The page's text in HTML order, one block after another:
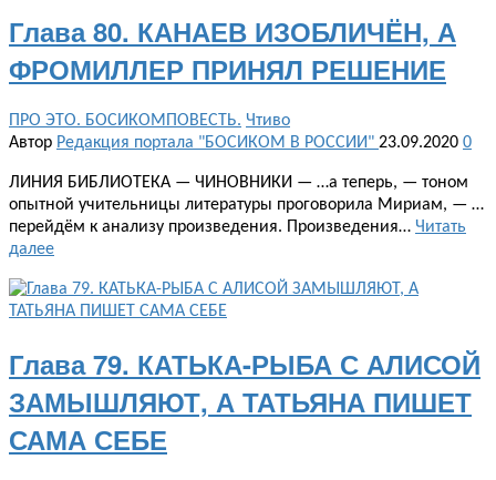
Глава 80. КАНАЕВ ИЗОБЛИЧЁН, А
ФРОМИЛЛЕР ПРИНЯЛ РЕШЕНИЕ
ПРО ЭТО. БОСИКОМПОВЕСТЬ. Чтиво
Автор Редакция портала "БОСИКОМ В РОССИИ" 23.09.2020 0
ЛИНИЯ БИБЛИОТЕКА — ЧИНОВНИКИ — …а теперь, — тоном
опытной учительницы литературы проговорила Мириам, — …
перейдём к анализу произведения. Произведения… Читать
далее
Глава 79. КАТЬКА-РЫБА С АЛИСОЙ
ЗАМЫШЛЯЮТ, А ТАТЬЯНА ПИШЕТ
САМА СЕБЕ